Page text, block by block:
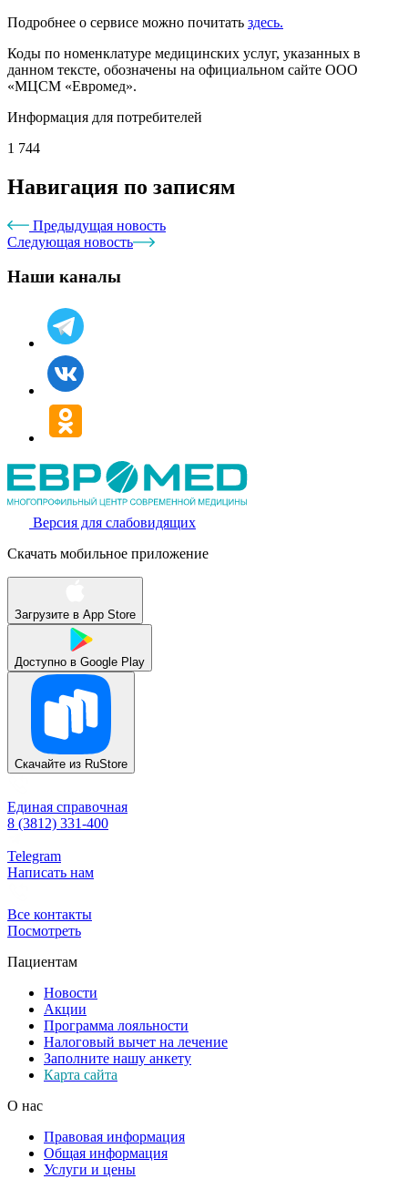
Подробнее о сервисе можно почитать здесь.
Коды по номенклатуре медицинских услуг, указанных в
данном тексте, обозначены на официальном сайте ООО
«МЦСМ «Евромед».
Информация для потребителей
1 744
Навигация по записям
Предыдущая новость
Следующая новость
Наши каналы
Версия для слабовидящих
Скачать мобильное приложение
Загрузите в App Store
Доступно в Google Play
Скачайте из RuStore
Единая справочная
8 (3812) 331-400
Telegram
Написать нам
Все контакты
Посмотреть
Пациентам
Новости
Акции
Программа лояльности
Налоговый вычет на лечение
Заполните нашу анкету
Карта сайта
О нас
Правовая информация
Общая информация
Услуги и цены